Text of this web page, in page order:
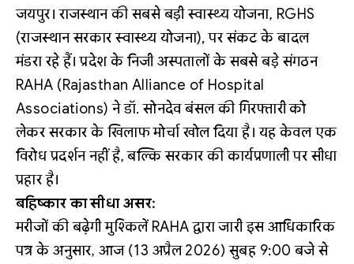
जयपुर। राजस्थान की सबसे बड़ी स्वास्थ्य योजना, RGHS
(राजस्थान सरकार स्वास्थ्य योजना), पर संकट के बादल
मंडरा रहे हैं। प्रदेश के निजी अस्पतालों के सबसे बड़े संगठन
RAHA (Rajasthan Alliance of Hospital
Associations) ने डॉ. सोनदेव बंसल की गिरफ्तारी को
लेकर सरकार के खिलाफ मोर्चा खोल दिया है। यह केवल एक
विरोध प्रदर्शन नहीं है, बल्कि सरकार की कार्यप्रणाली पर सीधा
प्रहार है।
बहिष्कार का सीधा असर:
मरीजों की बढ़ेगी मुश्किलें RAHA द्वारा जारी इस आधिकारिक
पत्र के अनुसार, आज (13 अप्रैल 2026) सुबह 9:00 बजे से